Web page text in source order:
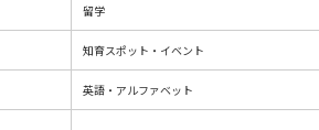
留学
知育スポット・イベント
英語・アルファベット